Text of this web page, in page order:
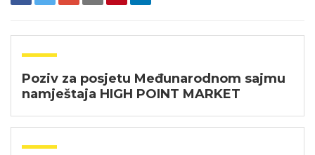
Poziv za posjetu Međunarodnom sajmu
namještaja HIGH POINT MARKET